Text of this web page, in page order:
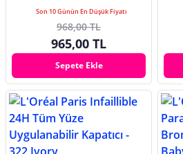
Son 10 Günün En Düşük Fiyatı
968,00 TL
965,00 TL
Sepete Ekle